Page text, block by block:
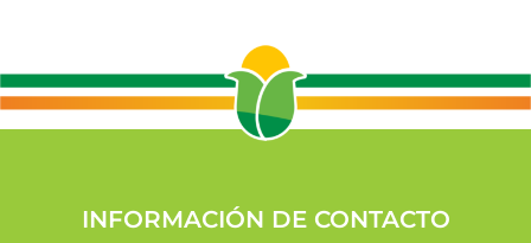
INFORMACIÓN DE CONTACTO